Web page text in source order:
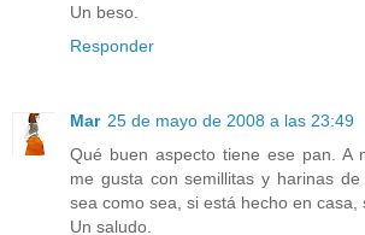
Un beso.
Responder
Mar 25 de mayo de 2008 a las 23:49
Qué buen aspecto tiene ese pan. A
me gusta con semillitas y harinas de
sea como sea, si está hecho en casa,
Un saludo.